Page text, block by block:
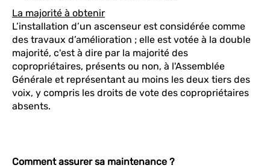
La majorité à obtenir
L’installation d’un ascenseur est considérée comme
des travaux d’amélioration ; elle est votée à la double
majorité, c'est à dire par la majorité des
copropriétaires, présents ou non, à l'Assemblée
Générale et représentant au moins les deux tiers des
voix, y compris les droits de vote des copropriétaires
absents.
Comment assurer sa maintenance ?